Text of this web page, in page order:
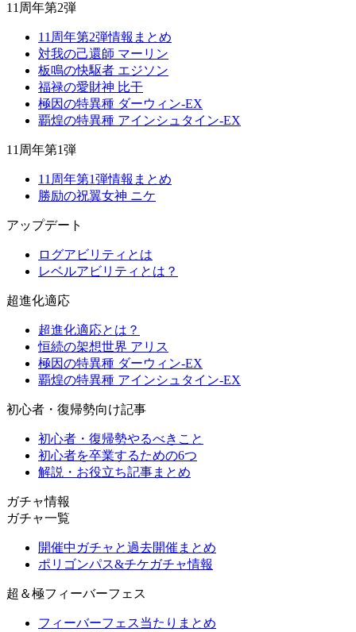
11周年第2弾
11周年第2弾情報まとめ
対我の己還師 マーリン
板鳴の快駆者 エジソン
福禄の愛財神 比干
極因の特異種 ダーウィン-EX
覇煌の特異種 アインシュタイン-EX
11周年第1弾
11周年第1弾情報まとめ
勝励の祝翼女神 ニケ
アップデート
ログアビリティとは
レベルアビリティとは？
超進化適応
超進化適応とは？
恒続の架想世界 アリス
極因の特異種 ダーウィン-EX
覇煌の特異種 アインシュタイン-EX
初心者・復帰勢向け記事
初心者・復帰勢やるべきこと
初心者を卒業するための6つ
解説・お役立ち記事まとめ
ガチャ情報
ガチャ一覧
開催中ガチャと過去開催まとめ
ポリゴンパス&チケガチャ情報
超＆極フィーバーフェス
フィーバーフェス当たりまとめ